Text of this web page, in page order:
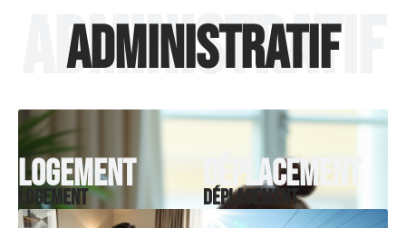
Administratif
Administratif
Logement
Logement
Déplacement
Déplacement